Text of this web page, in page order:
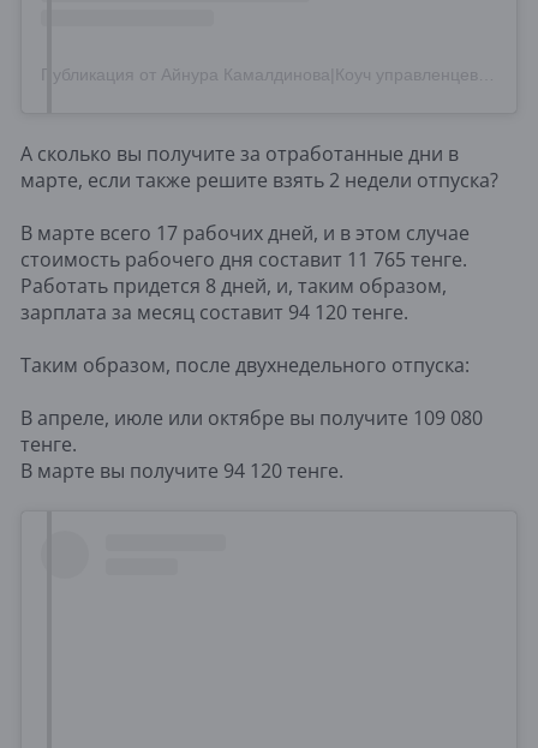
А сколько вы получите за отработанные дни в
марте, если также решите взять 2 недели отпуска?
В марте всего 17 рабочих дней, и в этом случае
стоимость рабочего дня составит 11 765 тенге.
Работать придется 8 дней, и, таким образом,
зарплата за месяц составит 94 120 тенге.
Таким образом, после двухнедельного отпуска:
В апреле, июле или октябре вы получите 109 080
тенге.
В марте вы получите 94 120 тенге.